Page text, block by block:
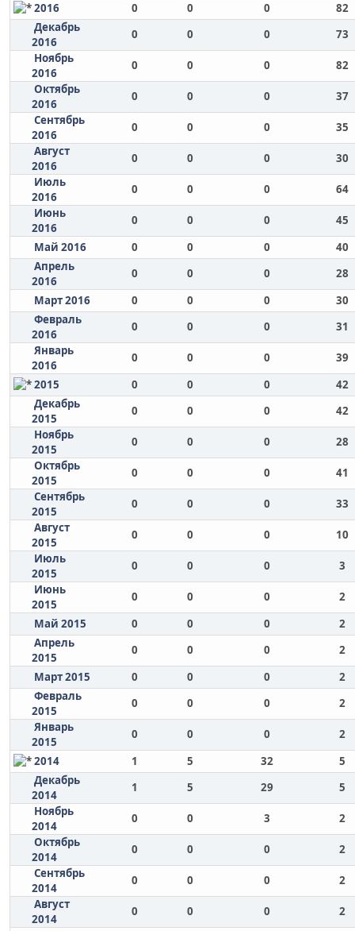
2016
0 0 0
82
Декабрь
2016
0 0 0
73
Ноябрь
2016
0 0 0
82
Октябрь
2016
0 0 0
37
Сентябрь
2016
0 0 0
35
Август
2016
0 0 0
30
Июль
2016
0 0 0
64
Июнь
2016
0 0 0
45
Май 2016
0 0 0
40
Апрель
2016
0 0 0
28
Март 2016
0 0 0
30
Февраль
2016
0 0 0
31
Январь
2016
0 0 0
39
2015
0 0 0
42
Декабрь
2015
0 0 0
42
Ноябрь
2015
0 0 0
28
Октябрь
2015
0 0 0
41
Сентябрь
2015
0 0 0
33
Август
2015
0 0 0
10
Июль
2015
0 0 0
3
Июнь
2015
0 0 0
2
Май 2015
0 0 0
2
Апрель
2015
0 0 0
2
Март 2015
0 0 0
2
Февраль
2015
0 0 0
2
Январь
2015
0 0 0
2
2014
1 5 32
5
Декабрь
2014
1 5 29
5
Ноябрь
2014
0 0 3
2
Октябрь
2014
0 0 0
2
Сентябрь
2014
0 0 0
2
Август
2014
0 0 0
2